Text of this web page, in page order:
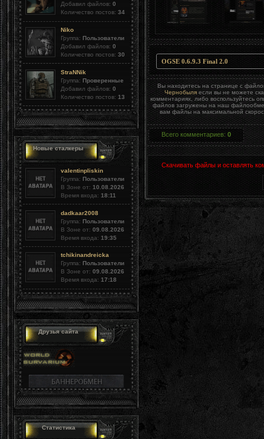
Добавил файлов: 0
Количество постов: 34
Niko
Группа: Пользователи
Добавил файлов: 0
Количество постов: 30
StraNNik
Группа: Проверенные
Добавил файлов: 0
Количество постов: 13
Новые сталкеры
valentinpliskin
Группа: Пользователи
В Зоне от: 10.08.2026
Время входа: 18:11
dadkaar2008
Группа: Пользователи
В Зоне от: 09.08.2026
Время входа: 19:35
tchikinandreicka
Группа: Пользователи
В Зоне от: 09.08.2026
Время входа: 17:18
Друзья сайта
Статистика
OGSE 0.6.9.3 Final 2.0
Вы находитесь на странице с
Чернобыля если вы не можете
комментариях, либо воспользуйтесь
файлов загружены на наш
вам файлы на максимальной
Всего комментариев: 0
Скачивать файлы и оставлять